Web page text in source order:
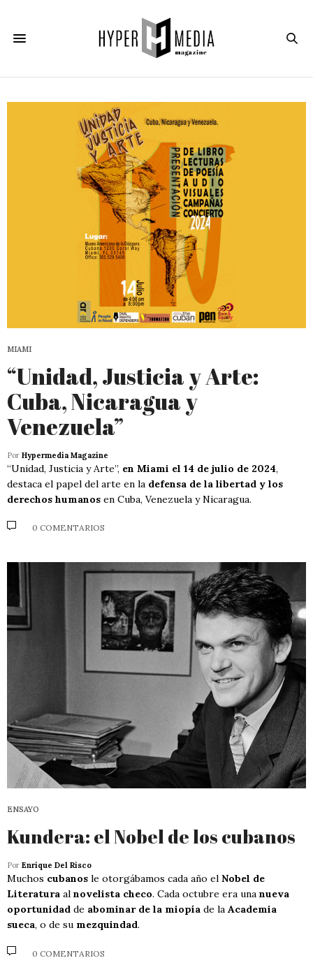
MIAMI
“Unidad, Justicia y Arte:
Cuba, Nicaragua y
Venezuela”
Por Hypermedia Magazine
“Unidad, Justicia y Arte”, en Miami el 14 de julio de 2024,
destaca el papel del arte en la defensa de la libertad y los
derechos humanos en Cuba, Venezuela y Nicaragua.
0 COMENTARIOS
ENSAYO
Kundera: el Nobel de los cubanos
Por Enrique Del Risco
Muchos cubanos le otorgábamos cada año el Nobel de
Literatura al novelista checo. Cada octubre era una nueva
oportunidad de abominar de la miopía de la Academia
sueca, o de su mezquindad.
0 COMENTARIOS